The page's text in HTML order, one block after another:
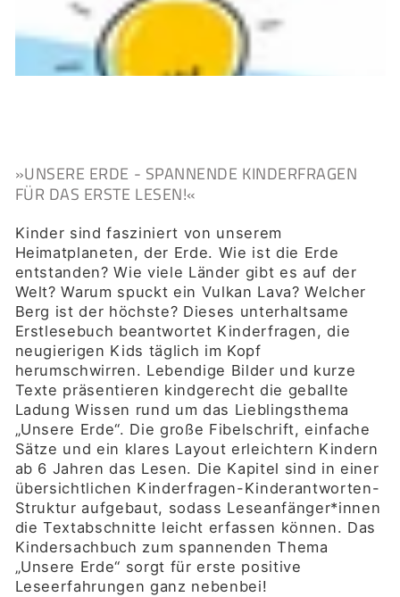
»UNSERE ERDE - SPANNENDE KINDERFRAGEN
FÜR DAS ERSTE LESEN!«
Kinder sind fasziniert von unserem
Heimatplaneten, der Erde. Wie ist die Erde
entstanden? Wie viele Länder gibt es auf der
Welt? Warum spuckt ein Vulkan Lava? Welcher
Berg ist der höchste? Dieses unterhaltsame
Erstlesebuch beantwortet Kinderfragen, die
neugierigen Kids täglich im Kopf
herumschwirren. Lebendige Bilder und kurze
Texte präsentieren kindgerecht die geballte
Ladung Wissen rund um das Lieblingsthema
„Unsere Erde“. Die große Fibelschrift, einfache
Sätze und ein klares Layout erleichtern Kindern
ab 6 Jahren das Lesen. Die Kapitel sind in einer
übersichtlichen Kinderfragen-Kinderantworten-
Struktur aufgebaut, sodass Leseanfänger*innen
die Textabschnitte leicht erfassen können. Das
Kindersachbuch zum spannenden Thema
„Unsere Erde“ sorgt für erste positive
Leseerfahrungen ganz nebenbei!